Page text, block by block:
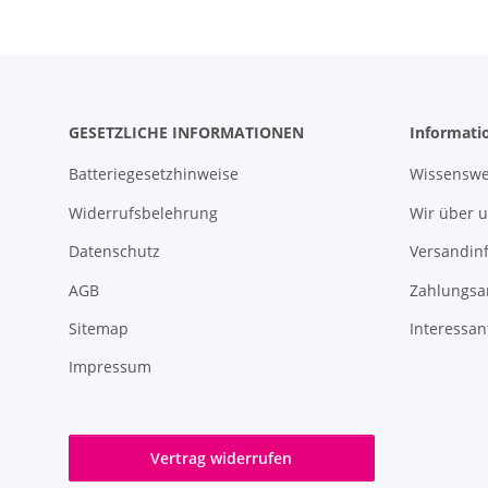
GESETZLICHE INFORMATIONEN
Batteriegesetzhinweise
Widerrufsbelehrung
Datenschutz
AGB
Sitemap
Impressum
Wir über
Vertrag widerrufen